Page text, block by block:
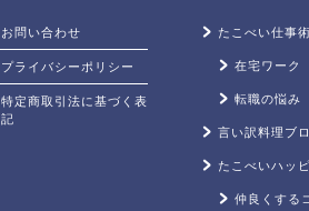
お問い合わせ
プライバシーポリシー
特定商取引法に基づく表
記
たこべい仕事術
在宅ワーク
転職の悩み
言い訳料理ブ
たこべいハッ
仲良くする